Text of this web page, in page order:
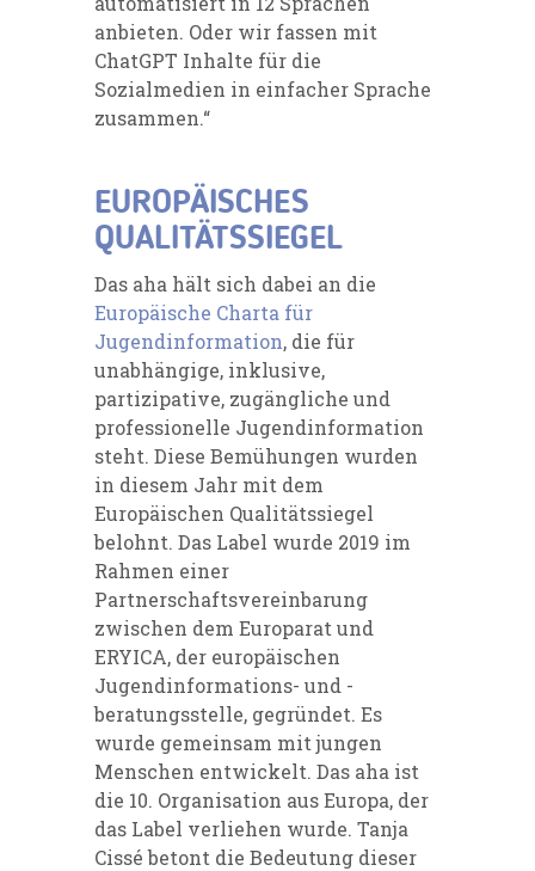
anbieten. Oder wir fassen mit
ChatGPT Inhalte für die
Sozialmedien in einfacher Sprache
zusammen.“
EUROPÄISCHES
QUALITÄTSSIEGEL
Das aha hält sich dabei an die
Europäische Charta für
Jugendinformation, die für
unabhängige, inklusive,
partizipative, zugängliche und
professionelle Jugendinformation
steht. Diese Bemühungen wurden
in diesem Jahr mit dem
Europäischen Qualitätssiegel
belohnt. Das Label wurde 2019 im
Rahmen einer
Partnerschaftsvereinbarung
zwischen dem Europarat und
ERYICA, der europäischen
Jugendinformations- und -
beratungsstelle, gegründet. Es
wurde gemeinsam mit jungen
Menschen entwickelt. Das aha ist
die 10. Organisation aus Europa, der
das Label verliehen wurde. Tanja
Cissé betont die Bedeutung dieser